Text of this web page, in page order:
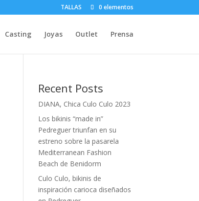
TALLAS 0 elementos
Casting Joyas Outlet Prensa
Recent Posts
DIANA, Chica Culo Culo 2023
Los bikinis “made in”
Pedreguer triunfan en su
estreno sobre la pasarela
Mediterranean Fashion
Beach de Benidorm
Culo Culo, bikinis de
inspiración carioca diseñados